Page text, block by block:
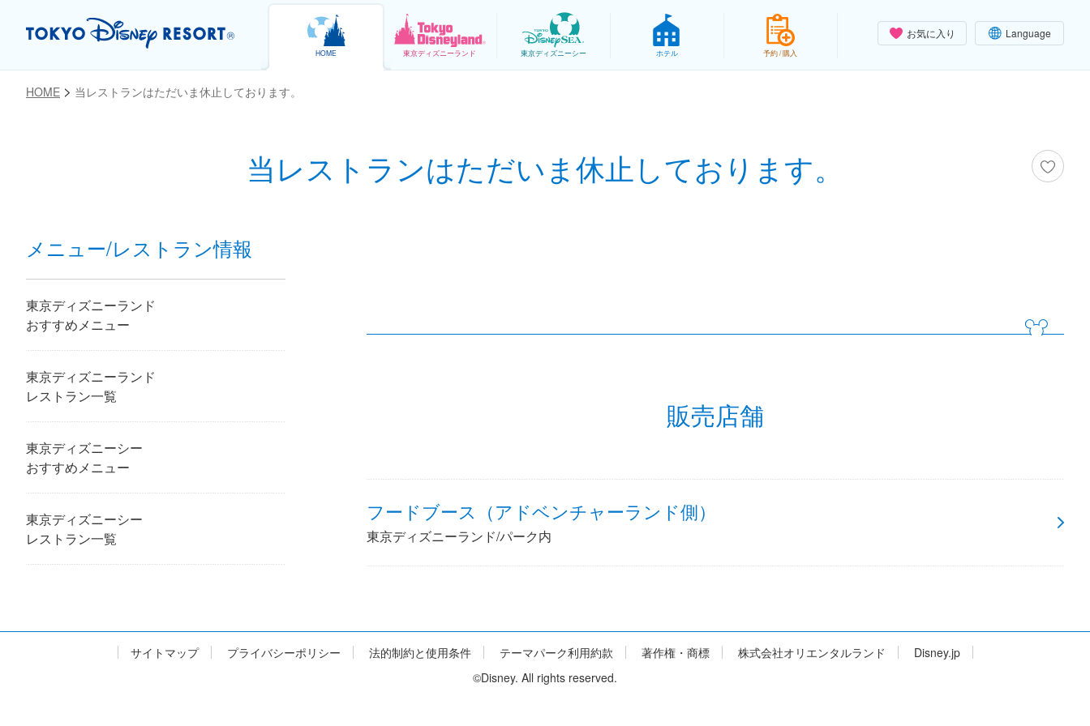
お気に入り Language
HOME 東京ディズニーランド 東京ディズニーシー ホテル 予約 / 購入
HOME 当レストランはただいま休止しております。
当レストランはただいま休止しております。
お気に入り
販売店舗
フードブース（アドベンチャーランド側）
東京ディズニーランド/パーク内
メニュー/レストラン情報
東京ディズニーランド
おすすめメニュー
東京ディズニーランド
レストラン一覧
東京ディズニーシー
おすすめメニュー
東京ディズニーシー
レストラン一覧
サイトマップ プライバシーポリシー 法的制約と使用条件 テーマパーク利用約款 著作権・商標 株式会社オリエンタルランド
Disney.jp
©Disney. All rights reserved.